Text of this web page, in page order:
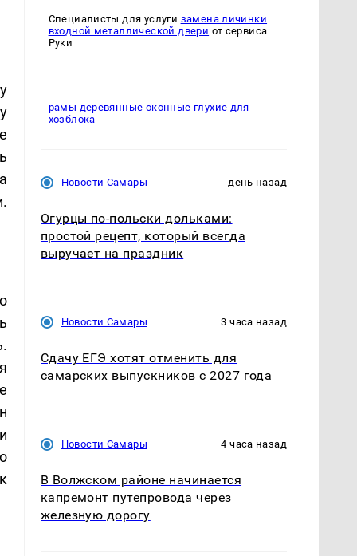
Специалисты для услуги замена личинки
входной металлической двери от сервиса
Руки
рамы деревянные оконные глухие для
хозблока
Новости Самары день назад
Огурцы по‑польски дольками:
простой рецепт, который всегда
выручает на праздник
Новости Самары 3 часа назад
Сдачу ЕГЭ хотят отменить для
самарских выпускников с 2027 года
Новости Самары 4 часа назад
В Волжском районе начинается
капремонт путепровода через
железную дорогу